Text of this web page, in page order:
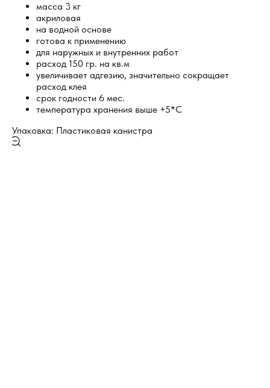
масса 3 кг
акриловая
на водной основе
готова к применению
для наружных и внутренних работ
расход 150 гр. на кв.м
увеличивает адгезию, значительно сокращает
расход клея
срок годности 6 мес.
температура хранения выше +5*С
Упаковка: Пластиковая канистра